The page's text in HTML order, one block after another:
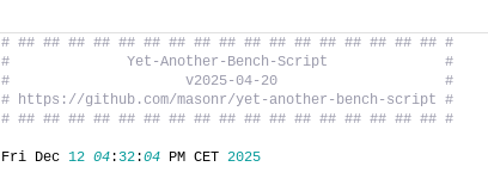
# ## ## ## ## ## ## ## ## ## ## ## ## ## ## ## ## ## #
#              Yet-Another-Bench-Script              #
#                     v2025-04-20                    #
# https://github.com/masonr/yet-another-bench-script #
# ## ## ## ## ## ## ## ## ## ## ## ## ## ## ## ## ## #
Fri Dec 12 04: 32:04 PM CET 2025